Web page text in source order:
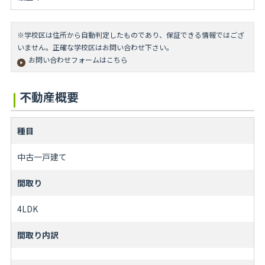
※学校区は住所から自動判定したものであり、保証できる情報ではござ
いません。正確な学校区はお問い合わせ下さい。
お問い合わせフォームはこちら
不動産概要
種目
中古一戸建て
間取り
4LDK
間取り内訳